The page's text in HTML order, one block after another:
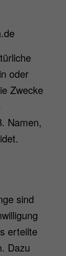
oder
Zwecke
Namen,
sind
erteilte
Dazu